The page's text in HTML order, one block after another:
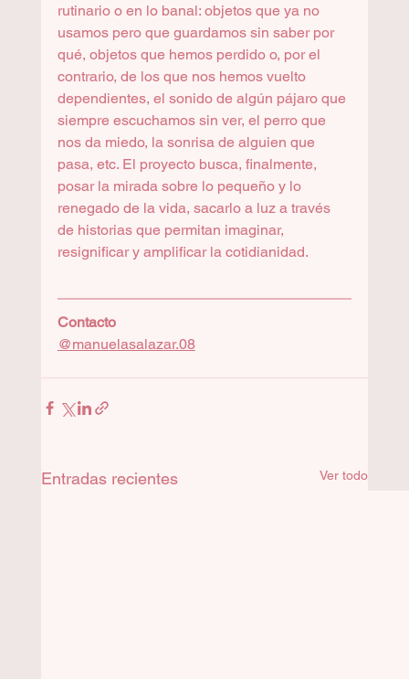
rutinario o en lo banal: objetos que ya no
usamos pero que guardamos sin saber por
qué, objetos que hemos perdido o, por el
contrario, de los que nos hemos vuelto
dependientes, el sonido de algún pájaro que
siempre escuchamos sin ver, el perro que
nos da miedo, la sonrisa de alguien que
pasa, etc. El proyecto busca, finalmente,
posar la mirada sobre lo pequeño y lo
renegado de la vida, sacarlo a luz a través
de historias que permitan imaginar,
resignificar y amplificar la cotidianidad.
Contacto
@manuelasalazar.08
Entradas recientes Ver todo